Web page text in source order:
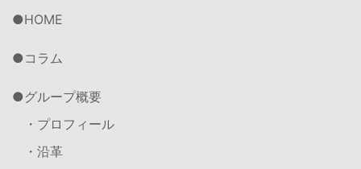
HOME
コラム
グループ概要
・プロフィール
・沿革